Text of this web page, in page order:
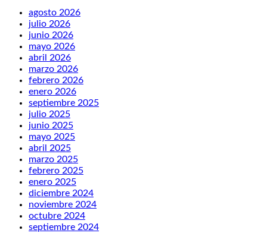
agosto 2026
julio 2026
junio 2026
mayo 2026
abril 2026
marzo 2026
febrero 2026
enero 2026
septiembre 2025
julio 2025
junio 2025
mayo 2025
abril 2025
marzo 2025
febrero 2025
enero 2025
diciembre 2024
noviembre 2024
octubre 2024
septiembre 2024